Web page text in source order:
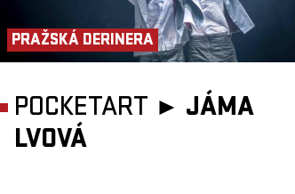
PRAŽSKÁ DERINERA
POCKETART ► JÁMA
LVOVÁ